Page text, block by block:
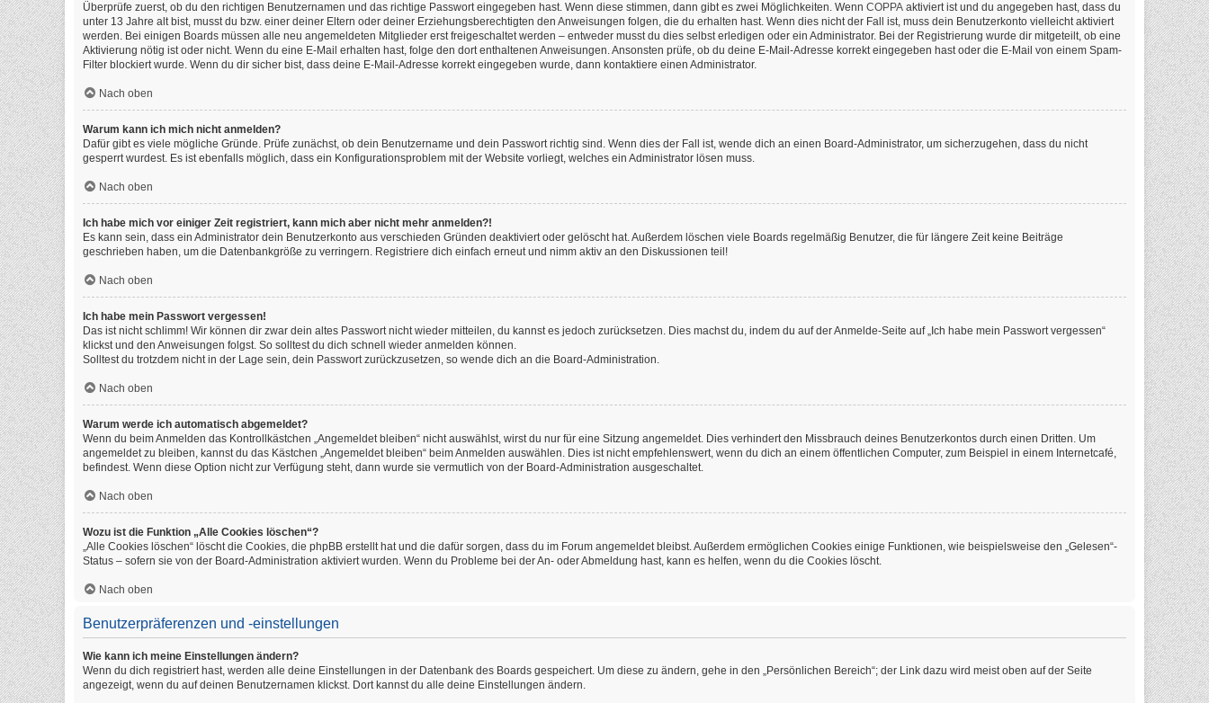
Überprüfe zuerst, ob du den richtigen Benutzernamen und das richtige Passwort eingegeben hast. Wenn diese stimmen, dann gibt es zwei Möglichkeiten. Wenn COPPA aktiviert ist und du angegeben hast, dass du
unter 13 Jahre alt bist, musst du bzw. einer deiner Eltern oder deiner Erziehungsberechtigten den Anweisungen folgen, die du erhalten hast. Wenn dies nicht der Fall ist, muss dein Benutzerkonto vielleicht aktiviert
werden. Bei einigen Boards müssen alle neu angemeldeten Mitglieder erst freigeschaltet werden – entweder musst du dies selbst erledigen oder ein Administrator. Bei der Registrierung wurde dir mitgeteilt, ob eine
Aktivierung nötig ist oder nicht. Wenn du eine E-Mail erhalten hast, folge den dort enthaltenen Anweisungen. Ansonsten prüfe, ob du deine E-Mail-Adresse korrekt eingegeben hast oder die E-Mail von einem Spam-
Filter blockiert wurde. Wenn du dir sicher bist, dass deine E-Mail-Adresse korrekt eingegeben wurde, dann kontaktiere einen Administrator.
Nach oben
Warum kann ich mich nicht anmelden?
Dafür gibt es viele mögliche Gründe. Prüfe zunächst, ob dein Benutzername und dein Passwort richtig sind. Wenn dies der Fall ist, wende dich an einen Board-Administrator, um sicherzugehen, dass du nicht
gesperrt wurdest. Es ist ebenfalls möglich, dass ein Konfigurationsproblem mit der Website vorliegt, welches ein Administrator lösen muss.
Nach oben
Ich habe mich vor einiger Zeit registriert, kann mich aber nicht mehr anmelden?!
Es kann sein, dass ein Administrator dein Benutzerkonto aus verschieden Gründen deaktiviert oder gelöscht hat. Außerdem löschen viele Boards regelmäßig Benutzer, die für längere Zeit keine Beiträge
geschrieben haben, um die Datenbankgröße zu verringern. Registriere dich einfach erneut und nimm aktiv an den Diskussionen teil!
Nach oben
Ich habe mein Passwort vergessen!
Das ist nicht schlimm! Wir können dir zwar dein altes Passwort nicht wieder mitteilen, du kannst es jedoch zurücksetzen. Dies machst du, indem du auf der Anmelde-Seite auf „Ich habe mein Passwort vergessen“
klickst und den Anweisungen folgst. So solltest du dich schnell wieder anmelden können.
Solltest du trotzdem nicht in der Lage sein, dein Passwort zurückzusetzen, so wende dich an die Board-Administration.
Nach oben
Warum werde ich automatisch abgemeldet?
Wenn du beim Anmelden das Kontrollkästchen „Angemeldet bleiben“ nicht auswählst, wirst du nur für eine Sitzung angemeldet. Dies verhindert den Missbrauch deines Benutzerkontos durch einen Dritten. Um
angemeldet zu bleiben, kannst du das Kästchen „Angemeldet bleiben“ beim Anmelden auswählen. Dies ist nicht empfehlenswert, wenn du dich an einem öffentlichen Computer, zum Beispiel in einem Internetcafé,
befindest. Wenn diese Option nicht zur Verfügung steht, dann wurde sie vermutlich von der Board-Administration ausgeschaltet.
Nach oben
Wozu ist die Funktion „Alle Cookies löschen“?
„Alle Cookies löschen“ löscht die Cookies, die phpBB erstellt hat und die dafür sorgen, dass du im Forum angemeldet bleibst. Außerdem ermöglichen Cookies einige Funktionen, wie beispielsweise den „Gelesen“-
Status – sofern sie von der Board-Administration aktiviert wurden. Wenn du Probleme bei der An- oder Abmeldung hast, kann es helfen, wenn du die Cookies löscht.
Nach oben
Benutzerpräferenzen und -einstellungen
Wie kann ich meine Einstellungen ändern?
Wenn du dich registriert hast, werden alle deine Einstellungen in der Datenbank des Boards gespeichert. Um diese zu ändern, gehe in den „Persönlichen Bereich“; der Link dazu wird meist oben auf der Seite
angezeigt, wenn du auf deinen Benutzernamen klickst. Dort kannst du alle deine Einstellungen ändern.